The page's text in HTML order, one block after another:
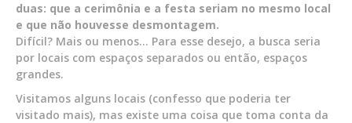
duas: que a cerimônia e a festa seriam no mesmo local
e que não houvesse desmontagem.
Difícil? Mais ou menos… Para esse desejo, a busca seria
por locais com espaços separados ou então, espaços
grandes.
Visitamos alguns locais (confesso que poderia ter
visitado mais), mas existe uma coisa que toma conta da